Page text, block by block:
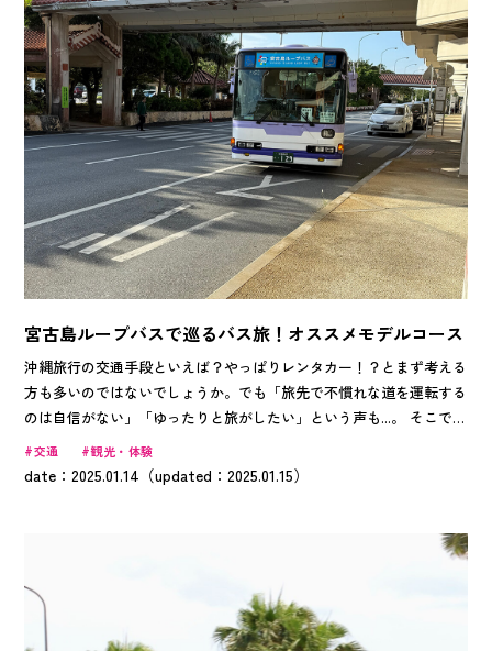
宮古島ループバスで巡るバス旅！オススメモデルコース
沖縄旅行の交通手段といえば？やっぱりレンタカー！？とまず考える
方も多いのではないでしょうか。でも「旅先で不慣れな道を運転する
のは自信がない」「ゆったりと旅がしたい」という声も...。 そこで今
回は、車の運転が不慣れで不安な方や、もっとのんびりと旅を楽しみ
たい方におすすめの「バス旅」をご紹介します。バス旅では地元の人
旅を、Okinawa Traveler編集部スタッフが実際に体験してきました！
交通 観光・体験
date：2025.01.14（updated：2025.01.15）